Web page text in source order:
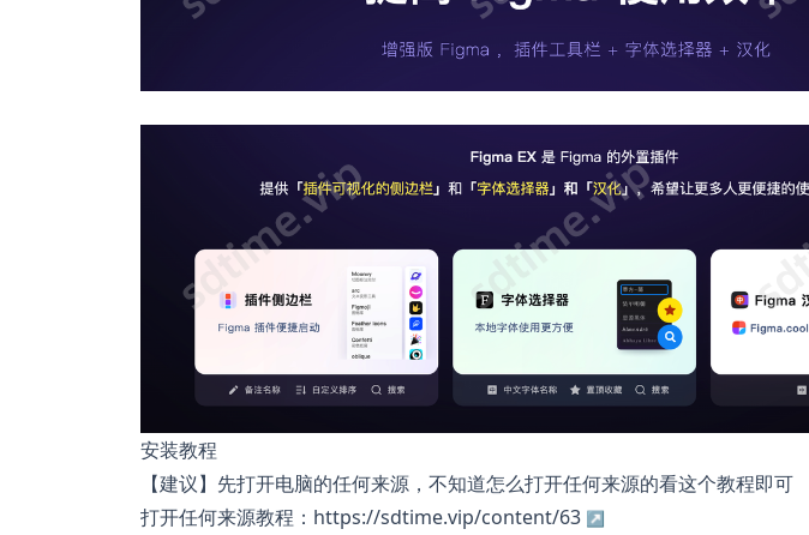
安装教程
【建议】先打开电脑的任何来源，不知道怎么打开任何来源的看这个教程即可
打开任何来源教程：https://sdtime.vip/content/63